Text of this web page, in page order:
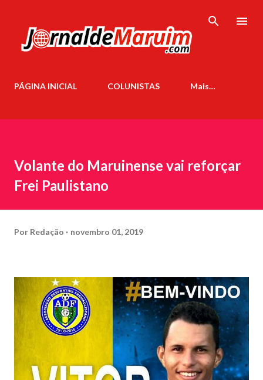
PÁGINA INICIAL COLUNISTAS Mais…
Volante do Maruinense vai reforçar
Frei Paulistano
Por Redação novembro 01, 2019